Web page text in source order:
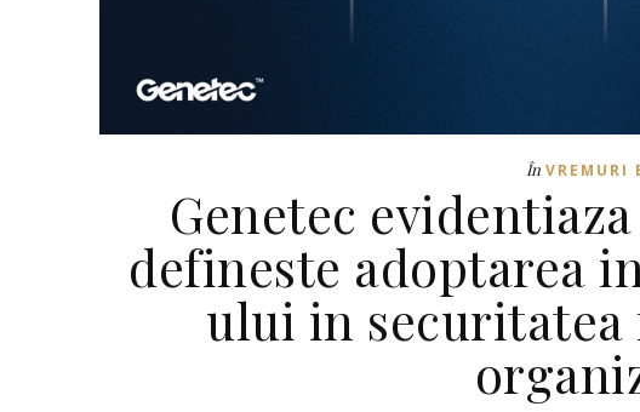
În VREMURI
Genetec
defineste adoptarea
ului in securitatea